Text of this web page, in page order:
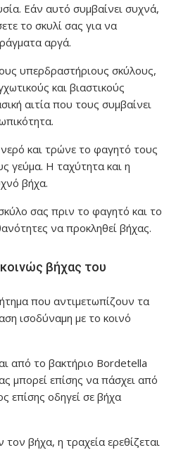
Εάν αυτό συμβαίνει συχνά,
το σκυλί σας για να
αργά.
υπερδραστήριους σκύλους,
και βιαστικούς
αιτία που τους συμβαίνει
και τρώνε το φαγητό τους
γεύμα. Η ταχύτητα και η
βήχα.
σας πριν το φαγητό και το
να προκληθεί βήχας.
βήχας του
που αντιμετωπίζουν τα
ισοδύναμη με το κοινό
από το βακτήριο Bordetella
μπορεί επίσης να πάσχει από
επίσης οδηγεί σε βήχα
βήχα, η τραχεία ερεθίζεται